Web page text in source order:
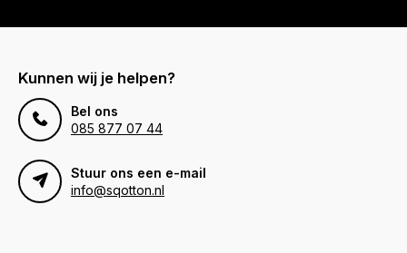
Kunnen wij je helpen?
Bel ons
085 877 07 44
Stuur ons een e-mail
info@sqotton.nl